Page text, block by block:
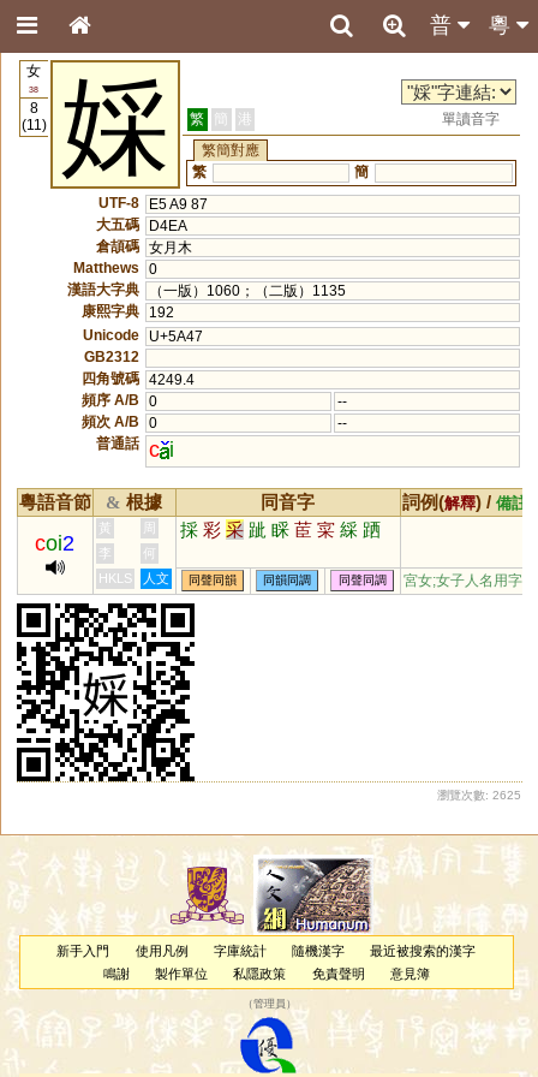
粵
普
女
38
8
(11)
婇 繁 簡 港
單讀音字
繁簡對應
繁
簡
UTF-8
E5 A9 87
大五碼
D4EA
倉頡碼 女月木
Matthews
0
漢語大字典
（一版）1060；（二版）1135
康熙字典
192
Unicode
U+5A47
GB2312
四角號碼 4249.4
頻序 A/B
0
--
頻次 A/B
0
--
普通話 c i
粵語音節 & 根據 同音字 詞例(解釋) / 備註
coi2
黃 周 採 彩 采 跐 睬 茞 寀 綵 跴
李
何
HKLS
人文 同聲同韻 同韻同調 同聲同調 宮女;女子人名用字
瀏覽次數: 2625
新手入門 使用凡例 字庫統計 隨機漢字
最近被搜索的漢字
鳴謝
製作單位 私隱政策 免責聲明 意見簿
（管理員 ）